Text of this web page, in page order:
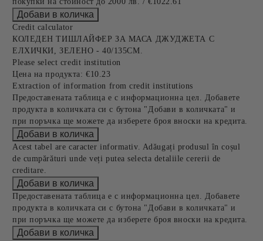
Credit calculator
КОЛЕДЕН ТИШЛАЙФЕР ЗА МАСА ДЖУДЖЕТА С
ЕЛХИЧКИ, ЗЕЛЕНО - 40/135СМ.
Please select credit institution
Цена на продукта: €10.23
Extraction of information from credit institutions
Предоставената таблица е с информационна цел. Добавете
продукта в количката си с бутона "Добави в количката" и
при поръчка ще можете да изберете броя вноски на кредита.
Acest tabel are caracter informativ. Adăugați produsul în coșul
de cumpărături unde veți putea selecta detaliile cererii de
creditare.
Предоставената таблица е с информационна цел. Добавете
продукта в количката си с бутона "Добави в количката" и
при поръчка ще можете да изберете броя вноски на кредита.